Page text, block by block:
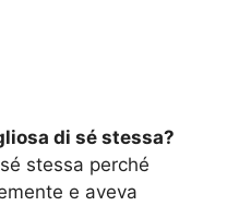
di sé stessa?
stessa perché
e aveva